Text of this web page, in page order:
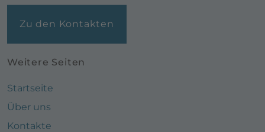
Zu den Kontakten
Weitere Seiten
Startseite
Über uns
Kontakte